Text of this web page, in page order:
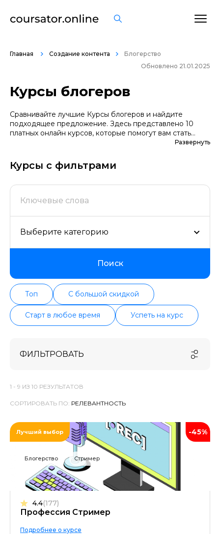
Главная Создание контента
Блогерство
Обновлено 21.01.2025
Курсы блогеров
Сравнивайте лучшие Курсы блогеров и найдите
подходящее предложение. Здесь представлено 10
платных онлайн курсов, которые помогут вам стать
грамотными специалистами. А если вы не уверены в
варианты. Большой выбор обучающих программ по
цене, продолжительности, формату, отзывам, условиям
курсах проверенных школ в актуальном состоянии.
Развернуть
Курсы с фильтрами
Выберите категорию
Поиск
Топ С большой скидкой
Старт в любое время Успеть на курс
ФИЛЬТРОВАТЬ
1 - 9 ИЗ 10 РЕЗУЛЬТАТОВ
СОРТИРОВАТЬ ПО:
Лучший выбор -45%
Блогерство Стример
Профессия Стример
4.4(177)
Подробнее о курсе